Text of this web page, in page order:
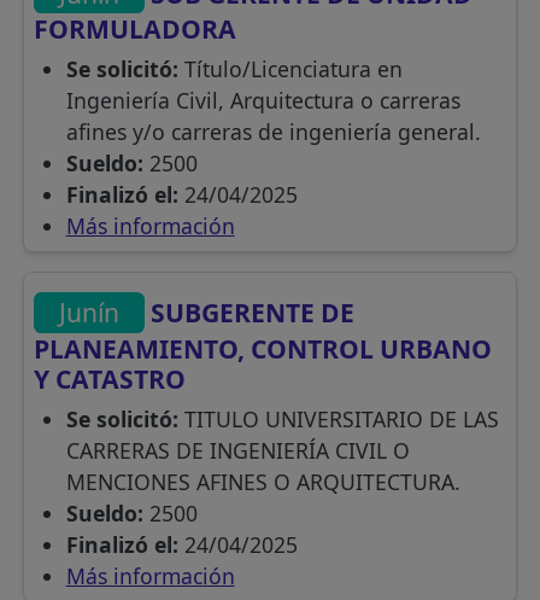
FORMULADORA
Se solicitó: Título/Licenciatura en
Ingeniería Civil, Arquitectura o carreras
afines y/o carreras de ingeniería general.
Sueldo: 2500
Finalizó el: 24/04/2025
Más información
Junín
SUBGERENTE DE
PLANEAMIENTO, CONTROL URBANO
Y CATASTRO
Se solicitó: TITULO UNIVERSITARIO DE LAS
CARRERAS DE INGENIERÍA CIVIL O
MENCIONES AFINES O ARQUITECTURA.
Sueldo: 2500
Finalizó el: 24/04/2025
Más información